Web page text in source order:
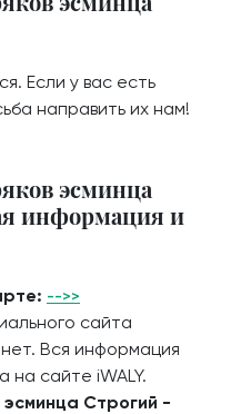
Если у вас есть
направить их нам!
эсминца
информация и
-->>
сайта
Вся информация
на сайте iWALY.
Строгий -